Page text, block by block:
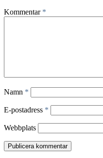
Kommentar *
Namn *
E-postadress *
Webbplats